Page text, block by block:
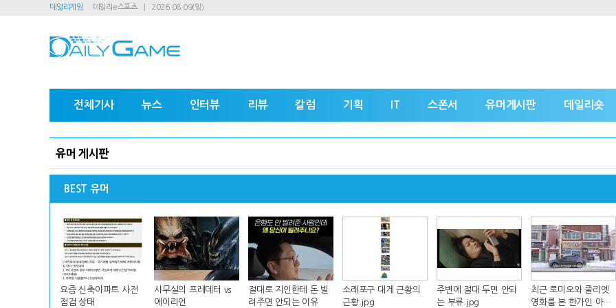
데일리게임 데일리e스포츠 2026.08.09(일)
전체기사 뉴스 인터뷰 리뷰 칼럼 기획 IT 스폰서 유머게시판 데일리숏
유머 게시판
BEST 유머
요즘 신축아파트 사전
점검 상태
사무실의 프레데터 vs
에이리언
절대로 지인한테 돈 빌
려주면 안되는 이유
소래포구 대게 근황의
근황.jpg
주변에 절대 두면 안되
는 부류.jpg
최근 로미오와 줄리엣
영화를 본 한가인 아들